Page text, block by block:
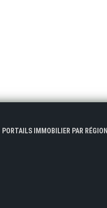
PORTAILS IMMOBILIER PAR RÉGION